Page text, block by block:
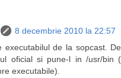
8 decembrie 2010 la 22:57
executabilul de la sopcast.
oficial si pune-l in /usr/bin
executabile).